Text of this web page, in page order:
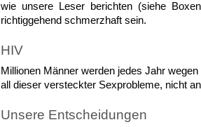
wie unsere Leser berichten (siehe
richtiggehend schmerzhaft sein.
HIV
Millionen Männer werden jedes Jahr
all dieser versteckter Sexprobleme, nicht
Unsere Entscheidungen